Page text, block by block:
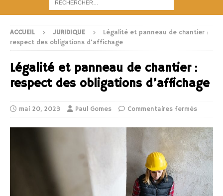
ACCUEIL JURIDIQUE
Légalité et panneau de chantier :
respect des obligations d’affichage
Légalité et panneau de chantier :
respect des obligations d’affichage
mai 20, 2023 Paul Gomes Commentaires fermés